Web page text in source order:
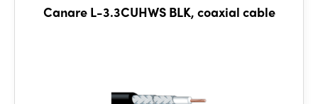
Canare L-3.3CUHWS BLK, coaxial cable